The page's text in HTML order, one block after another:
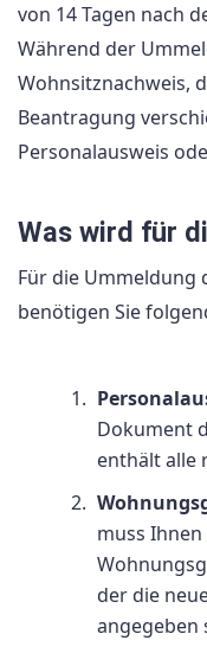
von 14 Tagen nach
Während der
Wohnsitznachweis,
Beantragung
Personalausweis
Was wird für
Für die Ummeldung
benötigen Sie
Dokument
enthält alle
muss Ihnen
der die
angegeben